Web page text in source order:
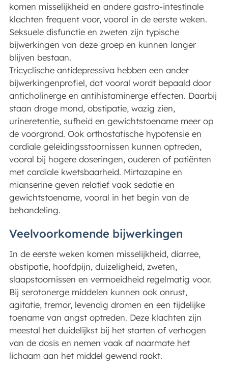
komen misselijkheid en andere gastro-intestinale
klachten frequent voor, vooral in de eerste weken.
Seksuele disfunctie en zweten zijn typische
bijwerkingen van deze groep en kunnen langer
blijven bestaan.
Tricyclische antidepressiva hebben een ander
bijwerkingenprofiel, dat vooral wordt bepaald door
anticholinerge en antihistaminerge effecten. Daarbij
staan droge mond, obstipatie, wazig zien,
urineretentie, sufheid en gewichtstoename meer op
de voorgrond. Ook orthostatische hypotensie en
cardiale geleidingsstoornissen kunnen optreden,
vooral bij hogere doseringen, ouderen of patiënten
met cardiale kwetsbaarheid. Mirtazapine en
mianserine geven relatief vaak sedatie en
gewichtstoename, vooral in het begin van de
behandeling.
Veelvoorkomende bijwerkingen
In de eerste weken komen misselijkheid, diarree,
obstipatie, hoofdpijn, duizeligheid, zweten,
slaapstoornissen en vermoeidheid regelmatig voor.
Bij serotonerge middelen kunnen ook onrust,
agitatie, tremor, levendig dromen en een tijdelijke
toename van angst optreden. Deze klachten zijn
meestal het duidelijkst bij het starten of verhogen
van de dosis en nemen vaak af naarmate het
lichaam aan het middel gewend raakt.